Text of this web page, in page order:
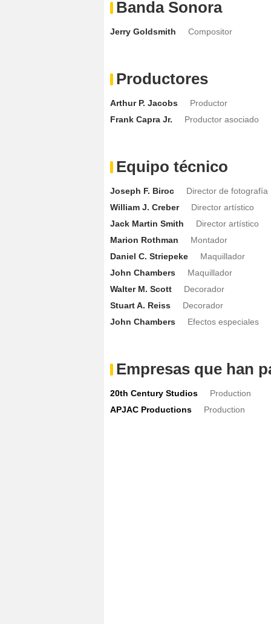
Banda Sonora
Jerry Goldsmith Compositor
Productores
Arthur P. Jacobs
Productor
Frank Capra Jr.
Productor asociado
Equipo técnico
Joseph F. Biroc
Director de fotografía
William J. Creber
Director artístico
Jack Martin Smith
Director artístico
Marion Rothman
Montador
Daniel C. Striepeke
Maquillador
John Chambers
Maquillador
Walter M. Scott
Decorador
Stuart A. Reiss
Decorador
John Chambers
Efectos especiales
Empresas que han
20th Century Studios
Production
APJAC Productions
Production